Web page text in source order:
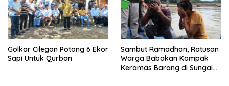
Golkar Cilegon Potong 6 Ekor
Sapi Untuk Qurban
Sambut Ramadhan, Ratusan
Warga Babakan Kompak
Keramas Barang di Sungai